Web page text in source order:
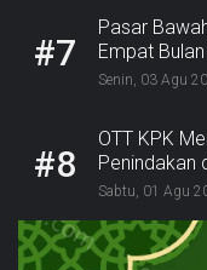
#7
Pasar
Empat
Inspektorat,
Senin, 03 Agu
#8
OTT KPK
Penindakan
Sabtu, 01 Agu